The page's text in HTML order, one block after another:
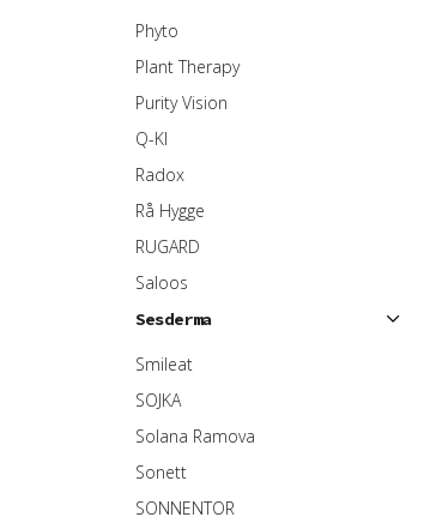
Phyto
Plant Therapy
Purity Vision
Q-KI
Radox
Rå Hygge
RUGARD
Saloos
Sesderma
Smileat
SOJKA
Solana Ramova
Sonett
SONNENTOR